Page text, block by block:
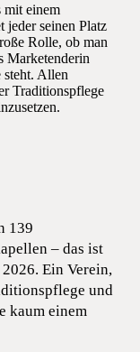
mit einem
jeder seinen Platz
Rolle, ob man
Marketenderin
steht. Allen
Traditionspflege
139
– das ist
Ein Verein,
und
kaum einem